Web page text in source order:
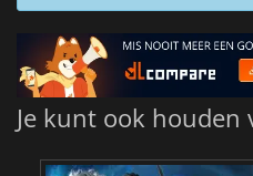
Je kunt ook houden